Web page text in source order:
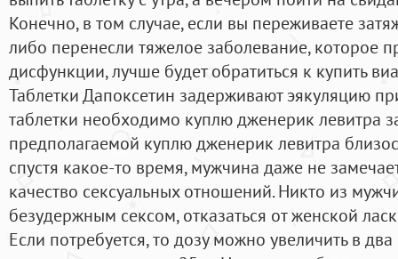
Конечно, в том случае, если вы переживаете
либо перенесли тяжелое заболевание, которое
дисфункции, лучше будет обратиться к купить
Таблетки Дапоксетин задерживают эякуляцию
таблетки необходимо куплю дженерик левитра
предполагаемой куплю дженерик левитра
спустя какое-то время, мужчина даже не
качество сексуальных отношений. Никто из
безудержным сексом, отказаться от женской
Если потребуется, то дозу можно увеличить в